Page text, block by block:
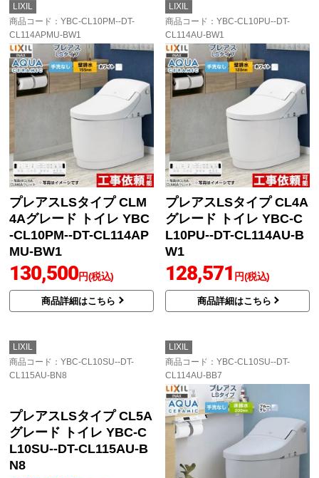
LIXIL
商品コード ：YBC-CL10PM--DT-
CL114APMU-BW1
プレアスLSタイプ CLM
4Aグレード トイレ YBC
-CL10PM--DT-CL114AP
MU-BW1
130,500円(税込)
商品詳細はこちら
LIXIL
商品コード ：YBC-CL10PU--DT-
CL114AU-BW1
プレアスLSタイプ CL4A
グレード トイレ YBC-C
L10PU--DT-CL114AU-B
W1
128,571 円(税込)
商品詳細はこちら
LIXIL
商品コード ：YBC-CL10SU--DT-
CL115AU-BN8
LIXIL
商品コード ：YBC-CL10SU--DT-
CL114AU-BB7